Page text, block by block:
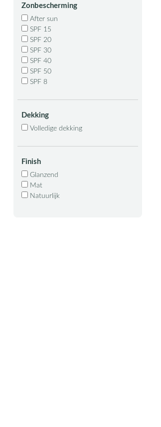
Zonbescherming
After sun
SPF 15
SPF 20
SPF 30
SPF 40
SPF 50
SPF 8
Dekking
Volledige dekking
Finish
Glanzend
Mat
Natuurlijk